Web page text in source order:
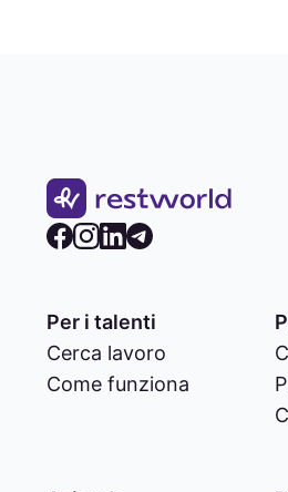
Per i talenti
Cerca lavoro
Come funziona